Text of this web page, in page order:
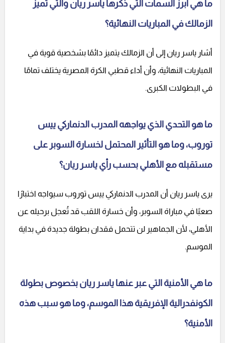
ما هي أبرز السمات التي ذكرها ياسر ريان والتي تميز
الزمالك في المباريات النهائية؟
أشار ياسر ريان إلى أن الزمالك يتميز دائمًا بشخصية قوية في
المباريات النهائية، وأن أداء قطبي الكرة المصرية يختلف تمامًا
في البطولات الكبرى.
ما هو التحدي الذي يواجهه المدرب الدنماركي ييس
توروب، وما هو التأثير المحتمل لخسارة السوبر على
مستقبله مع الأهلي بحسب رأي ياسر ريان؟
يرى ياسر ريان أن المدرب الدنماركي ييس توروب سيواجه اختبارًا
صعبًا في مباراة السوبر، وأن خسارة اللقب قد تُعجل برحيله عن
الأهلي، لأن الجماهير لن تتحمل فقدان بطولة جديدة في بداية
الموسم.
ما هي الأمنية التي عبر عنها ياسر ريان بخصوص بطولة
الكونفدرالية الإفريقية هذا الموسم، وما هو سبب هذه
الأمنية؟